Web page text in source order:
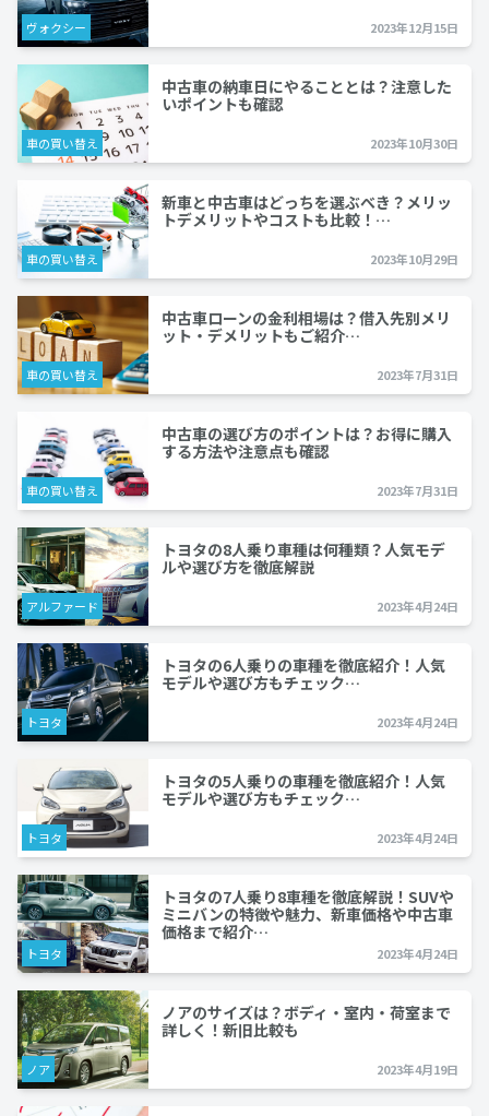
ヴォクシー 2023年12月15日
車の買い替え
中古車の納車日にやることとは？注意した
いポイントも確認
2023年10月30日
車の買い替え
新車と中古車はどっちを選ぶべき？メリッ
トデメリットやコストも比較！…
2023年10月29日
車の買い替え
中古車ローンの金利相場は？借入先別メリ
ット・デメリットもご紹介…
2023年7月31日
車の買い替え
中古車の選び方のポイントは？お得に購入
する方法や注意点も確認
2023年7月31日
アルファード
トヨタの8人乗り車種は何種類？人気モデ
ルや選び方を徹底解説
2023年4月24日
トヨタ
トヨタの6人乗りの車種を徹底紹介！人気
モデルや選び方もチェック…
2023年4月24日
トヨタ
トヨタの5人乗りの車種を徹底紹介！人気
モデルや選び方もチェック…
2023年4月24日
トヨタ
トヨタの7人乗り8車種を徹底解説！SUVや
ミニバンの特徴や魅力、新車価格や中古車
価格まで紹介…
2023年4月24日
ノア
ノアのサイズは？ボディ・室内・荷室まで
詳しく！新旧比較も
2023年4月19日